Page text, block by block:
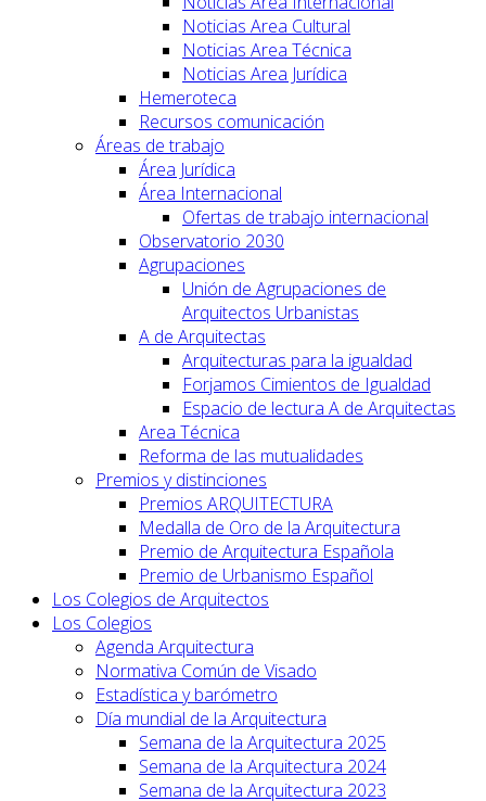
Noticias Area Cultural
Noticias Area Técnica
Noticias Area Jurídica
Hemeroteca
Recursos comunicación
Áreas de trabajo
Área Jurídica
Área Internacional
Ofertas de trabajo internacional
Observatorio 2030
Agrupaciones
Unión de Agrupaciones de
Arquitectos Urbanistas
A de Arquitectas
Arquitecturas para la igualdad
Forjamos Cimientos de Igualdad
Espacio de lectura A de Arquitectas
Area Técnica
Reforma de las mutualidades
Premios y distinciones
Premios ARQUITECTURA
Medalla de Oro de la Arquitectura
Premio de Arquitectura Española
Premio de Urbanismo Español
Los Colegios de Arquitectos
Los Colegios
Agenda Arquitectura
Normativa Común de Visado
Estadística y barómetro
Día mundial de la Arquitectura
Semana de la Arquitectura 2025
Semana de la Arquitectura 2024
Semana de la Arquitectura 2023